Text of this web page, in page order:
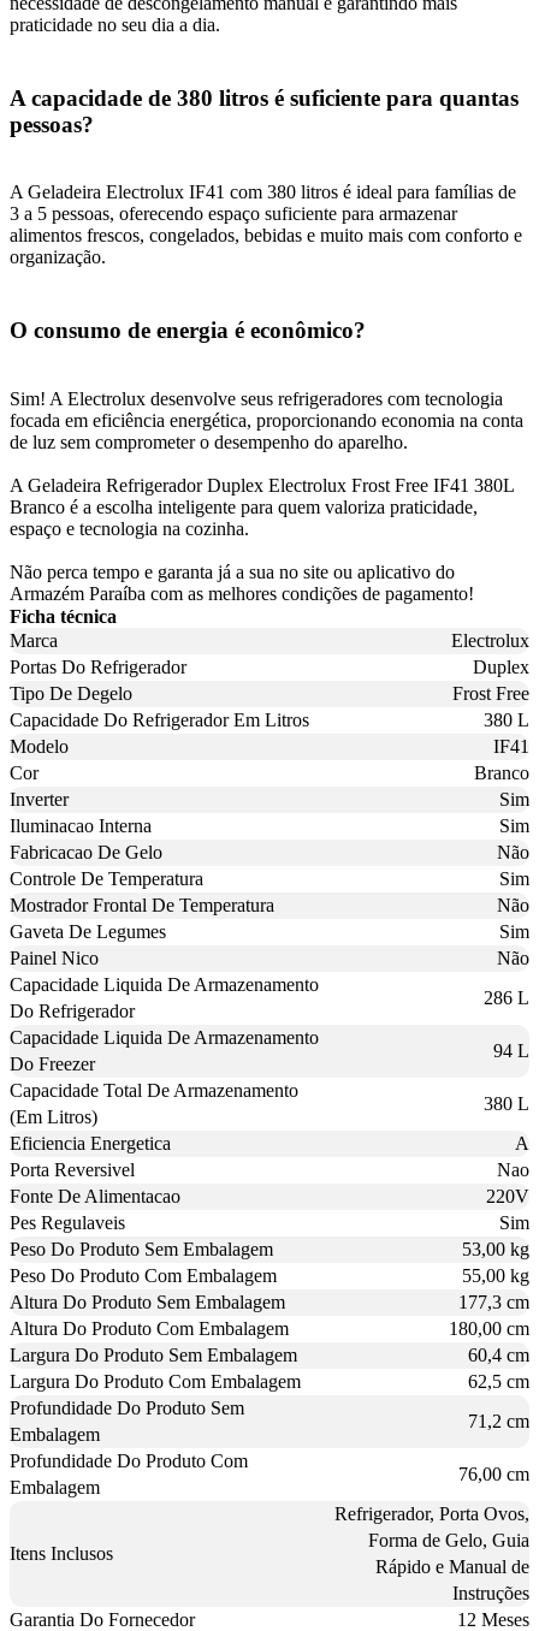
praticidade no seu dia a dia.
A capacidade de 380 litros é suficiente para quantas
pessoas?
A Geladeira Electrolux IF41 com 380 litros é ideal para famílias de
3 a 5 pessoas, oferecendo espaço suficiente para armazenar
alimentos frescos, congelados, bebidas e muito mais com conforto e
organização.
O consumo de energia é econômico?
Sim! A Electrolux desenvolve seus refrigeradores com tecnologia
focada em eficiência energética, proporcionando economia na conta
de luz sem comprometer o desempenho do aparelho.
A Geladeira Refrigerador Duplex Electrolux Frost Free IF41 380L
Branco é a escolha inteligente para quem valoriza praticidade,
espaço e tecnologia na cozinha.
Não perca tempo e garanta já a sua no site ou aplicativo do
Armazém Paraíba com as melhores condições de pagamento!
Ficha técnica
Marca
Electrolux
Portas Do Refrigerador
Duplex
Tipo De Degelo
Frost Free
Capacidade Do Refrigerador Em Litros
380 L
Modelo
IF41
Cor
Branco
Inverter
Sim
Iluminacao Interna
Sim
Fabricacao De Gelo
Não
Controle De Temperatura
Sim
Mostrador Frontal De Temperatura
Não
Gaveta De Legumes
Sim
Painel Nico
Não
Capacidade Liquida De Armazenamento
Do Refrigerador
286 L
Capacidade Liquida De Armazenamento
Do Freezer
94 L
Capacidade Total De Armazenamento
(Em Litros)
380 L
Eficiencia Energetica
A
Porta Reversivel
Nao
Fonte De Alimentacao
220V
Pes Regulaveis
Sim
Peso Do Produto Sem Embalagem
53,00 kg
Peso Do Produto Com Embalagem
55,00 kg
Altura Do Produto Sem Embalagem
177,3 cm
Altura Do Produto Com Embalagem
180,00 cm
Largura Do Produto Sem Embalagem
60,4 cm
Largura Do Produto Com Embalagem
62,5 cm
Profundidade Do Produto Sem
Embalagem
71,2 cm
Profundidade Do Produto Com
Embalagem
76,00 cm
Itens Inclusos
Refrigerador, Porta Ovos,
Forma de Gelo, Guia
Rápido e Manual de
Instruções
Garantia Do Fornecedor
12 Meses